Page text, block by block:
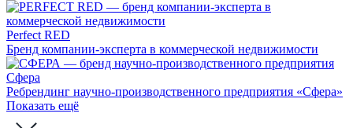
Perfect RED
Бренд компании-эксперта в коммерческой недвижимости
Сфера
Ребрендинг научно-производственного предприятия «Сфера»
Показать ещё